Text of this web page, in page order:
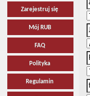
Zarejestruj się
Mój RUB
FAQ
Polityka
Regulamin